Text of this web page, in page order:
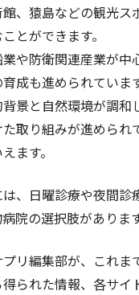
、猿島などの観光ス
とができます。
や防衛関連産業が中
成も進められています
景と自然環境が調和
取り組みが進められ
ます。
、日曜診療や夜間診
院の選択肢があります
リ編集部が、これま
られた情報、各サイ